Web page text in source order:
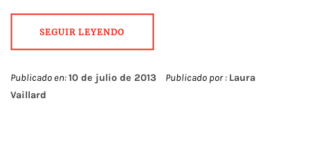
SEGUIR LEYENDO
Publicado en:10 de julio de 2013 Publicado por : Laura
Vaillard